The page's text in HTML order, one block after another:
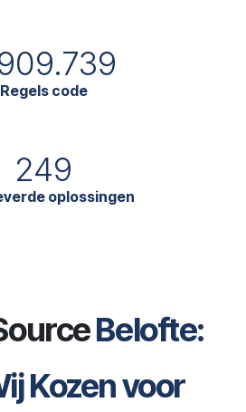
Regels code
249
oplossingen
Belofte:
Kozen voor